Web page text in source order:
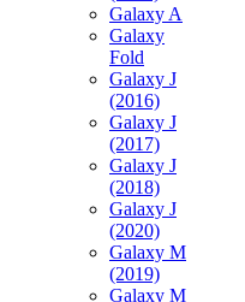
Galaxy A
Galaxy
Fold
Galaxy J
(2016)
Galaxy J
(2017)
Galaxy J
(2018)
Galaxy J
(2020)
Galaxy M
(2019)
Galaxy M